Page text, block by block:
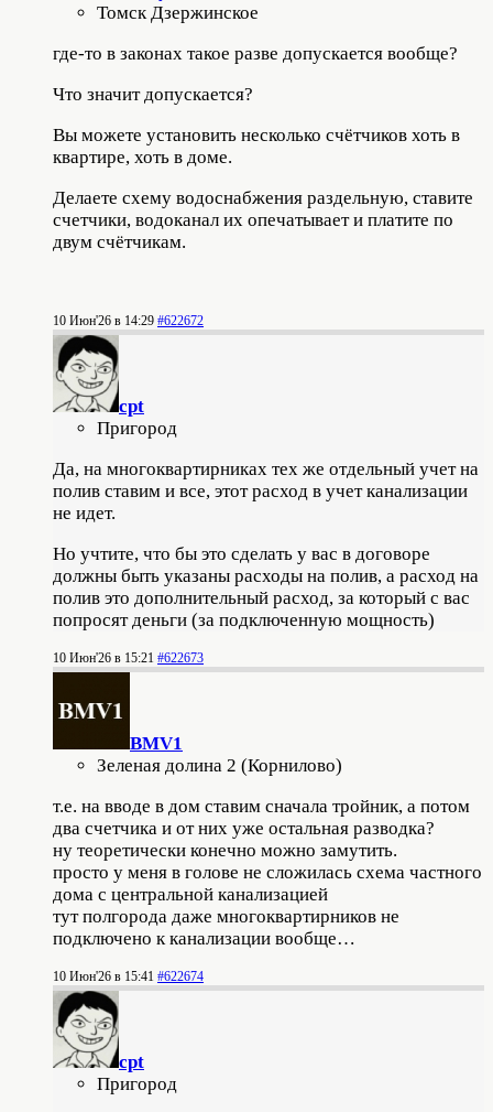
Томск Дзержинское
где-то в законах такое разве допускается вообще?
Что значит допускается?
Вы можете установить несколько счётчиков хоть в
квартире, хоть в доме.
Делаете схему водоснабжения раздельную, ставите
счетчики, водоканал их опечатывает и платите по
двум счётчикам.
10 Июн'26 в 14:29 #622672
cpt
Пригород
Да, на многоквартирниках тех же отдельный учет на
полив ставим и все, этот расход в учет канализации
не идет.
Но учтите, что бы это сделать у вас в договоре
должны быть указаны расходы на полив, а расход на
полив это дополнительный расход, за который с вас
попросят деньги (за подключенную мощность)
10 Июн'26 в 15:21 #622673
BMV1
Зеленая долина 2 (Корнилово)
т.е. на вводе в дом ставим сначала тройник, а потом
два счетчика и от них уже остальная разводка?
ну теоретически конечно можно замутить.
просто у меня в голове не сложилась схема частного
дома с центральной канализацией
тут полгорода даже многоквартирников не
подключено к канализации вообще…
10 Июн'26 в 15:41 #622674
cpt
Пригород